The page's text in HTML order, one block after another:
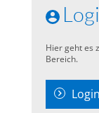
Hier geht es
Bereich.
Login